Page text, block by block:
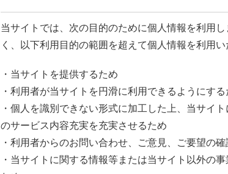
当サイトでは、次の目的のために個人情報を利用
く、以下利用目的の範囲を超えて個人情報を利用い
・当サイトを提供するため
・利用者が当サイトを円滑に利用できるようにする
・個人を識別できない形式に加工した上、当サイ
のサービス内容充実を充実させるため
・利用者からのお問い合わせ、ご意見、ご要望の
・当サイトに関する情報等または当サイト以外の